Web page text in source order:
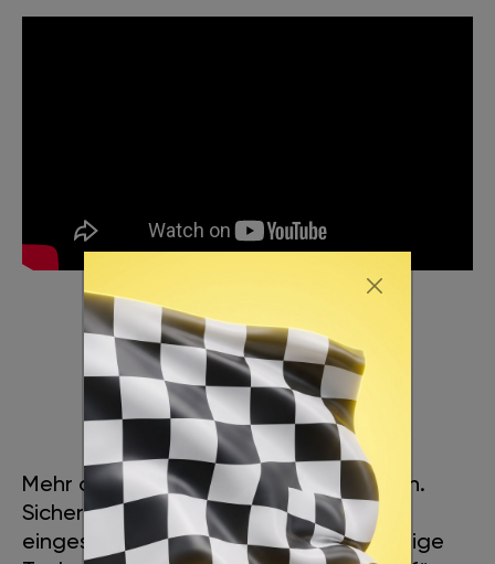
LEISTUNGSSTEIGERUNG
Mehr als auf den ersten Blick ersichtlich.
Sicheres Überholen auch bei
eingeschalteter Klimaanlage. Einzigartige